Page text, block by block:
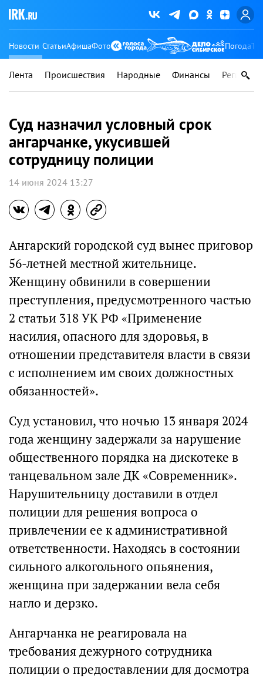
Новости СтатьиАфишаФото Погода
Лента Происшествия Народные Финансы Регионы
Суд назначил условный срок
ангарчанке, укусившей
сотрудницу полиции
14 июня 2024 13:27
Ангарский городской суд вынес приговор
56-летней местной жительнице.
Женщину обвинили в совершении
преступления, предусмотренного частью
2 статьи 318 УК РФ «Применение
насилия, опасного для здоровья, в
отношении представителя власти в связи
с исполнением им своих должностных
обязанностей».
Суд установил, что ночью 13 января 2024
года женщину задержали за нарушение
общественного порядка на дискотеке в
танцевальном зале ДК «Современник».
Нарушительницу доставили в отдел
полиции для решения вопроса о
привлечении ее к административной
ответственности. Находясь в состоянии
сильного алкогольного опьянения,
женщина при задержании вела себя
нагло и дерзко.
Ангарчанка не реагировала на
требования дежурного сотрудника
полиции о предоставлении для досмотра